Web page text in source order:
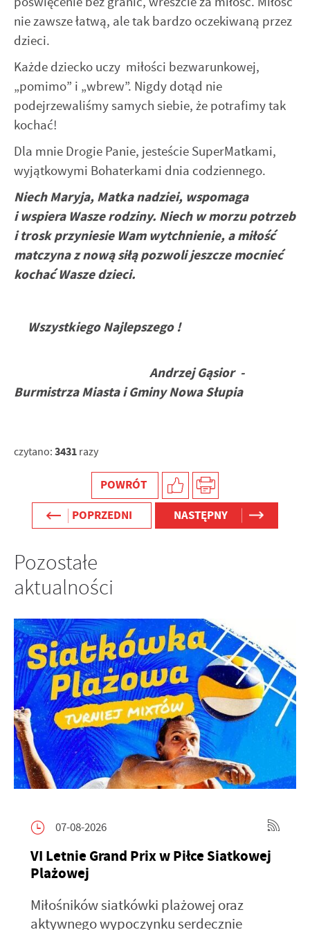
nie zawsze łatwą, ale tak bardzo oczekiwaną przez
dzieci.
Każde dziecko uczy miłości bezwarunkowej,
„pomimo” i „wbrew”. Nigdy dotąd nie
podejrzewaliśmy samych siebie, że potrafimy tak
kochać!
Dla mnie Drogie Panie, jesteście SuperMatkami,
wyjątkowymi Bohaterkami dnia codziennego.
Niech Maryja, Matka nadziei, wspomaga
i wspiera Wasze rodziny. Niech w morzu potrzeb
i trosk przyniesie Wam wytchnienie, a miłość
matczyna z nową siłą pozwoli jeszcze mocnieć
kochać Wasze dzieci.
Wszystkiego Najlepszego !
Andrzej Gąsior -
Burmistrza Miasta i Gminy Nowa Słupia
czytano: 3431 razy
POWRÓT
POPRZEDNI
NASTĘPNY
Pozostałe
aktualności
07-08-2026
VI Letnie Grand Prix w Piłce Siatkowej
Plażowej
Miłośników siatkówki plażowej oraz
aktywnego wypoczynku serdecznie
internetowej. Treści promocyjne mogą pojawić się na
stronach podmiotów trzecich lub firm będących naszymi
partnerami oraz innych dostawców usług. Firmy te działają
postaci wiadomości, ofert, komunikatów mediów
społecznościowych.